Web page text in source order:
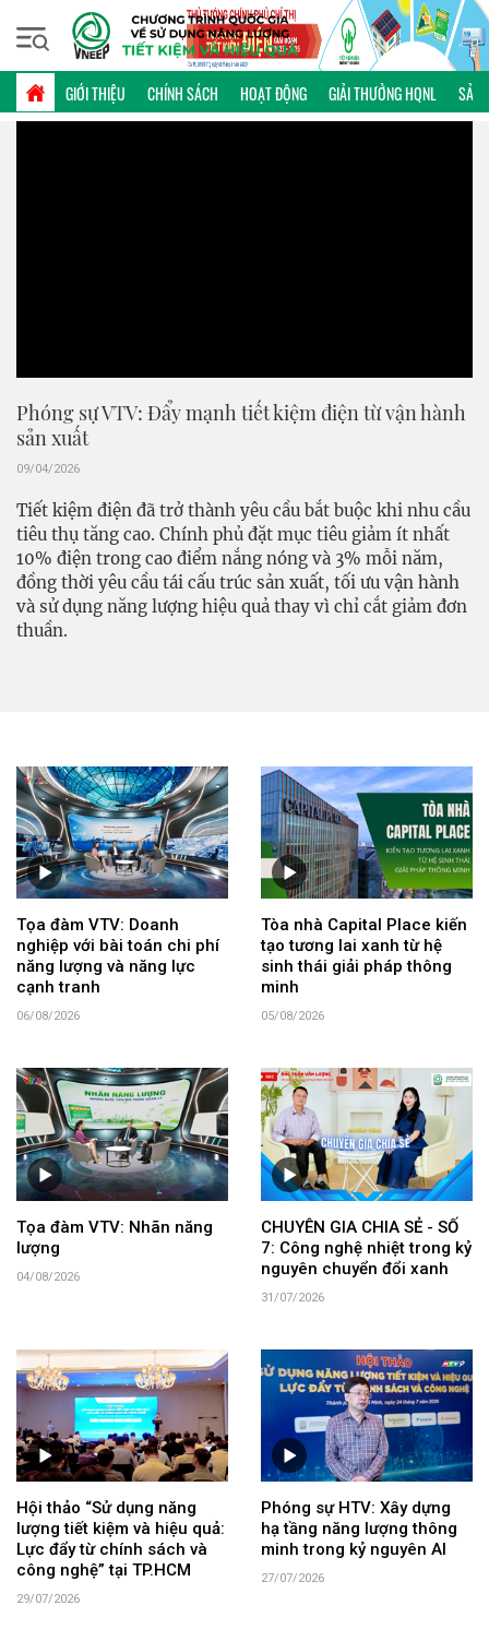
GIỚI THIỆU CHÍNH SÁCH HOẠT ĐỘNG GIẢI THƯỞNG HQNL SẢN
Thứ năm, 06/08/2026 | 17:08 GMT+7
VIDEO
Phóng sự VTV: Đẩy mạnh tiết kiệm điện từ vận hành
sản xuất
09/04/2026
Tiết kiệm điện đã trở thành yêu cầu bắt buộc khi nhu cầu
tiêu thụ tăng cao. Chính phủ đặt mục tiêu giảm ít nhất
10% điện trong cao điểm nắng nóng và 3% mỗi năm,
đồng thời yêu cầu tái cấu trúc sản xuất, tối ưu vận hành
và sử dụng năng lượng hiệu quả thay vì chỉ cắt giảm đơn
thuần.
Tọa đàm VTV: Doanh
nghiệp với bài toán chi phí
năng lượng và năng lực
cạnh tranh
06/08/2026
Tòa nhà Capital Place kiến
tạo tương lai xanh từ hệ
sinh thái giải pháp thông
minh
05/08/2026
Tọa đàm VTV: Nhãn năng
lượng
04/08/2026
CHUYÊN GIA CHIA SẺ - SỐ
7: Công nghệ nhiệt trong kỷ
nguyên chuyển đổi xanh
31/07/2026
Hội thảo “Sử dụng năng
lượng tiết kiệm và hiệu quả:
Lực đẩy từ chính sách và
công nghệ” tại TP.HCM
29/07/2026
Phóng sự HTV: Xây dựng
hạ tầng năng lượng thông
minh trong kỷ nguyên AI
27/07/2026